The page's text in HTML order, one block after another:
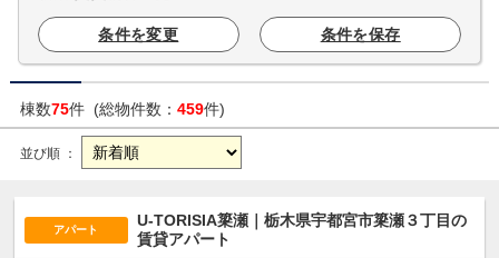
条件を変更 条件を保存
棟数75件 (総物件数： 459件)
並び順 ：
アパート
U-TORISIA簗瀬｜栃木県宇都宮市簗瀬３丁目の
賃貸アパート